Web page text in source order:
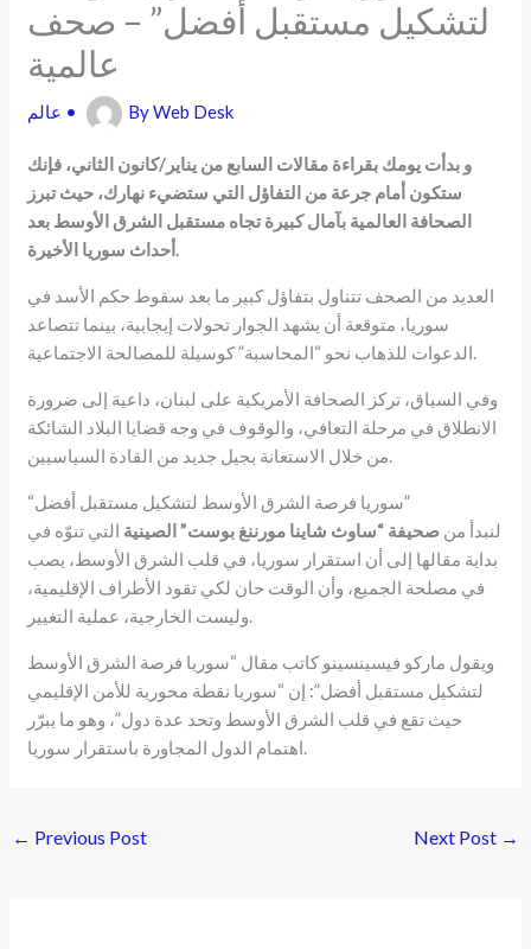
لتشكيل مستقبل أفضل” – صحف
عالمية
عالم • ByWeb Desk
و بدأت يومك بقراءة مقالات السابع من يناير/كانون الثاني، فإنك
ستكون أمام جرعة من التفاؤل التي ستضيء نهارك، حيث تبرز
الصحافة العالمية بآمال كبيرة تجاه مستقبل الشرق الأوسط بعد
العديد من الصحف تتناول بتفاؤل كبير ما بعد سقوط حكم الأسد في
سوريا، متوقعة أن يشهد الجوار تحولات إيجابية، بينما تتصاعد
وفي السياق، تركز الصحافة الأمريكية على لبنان، داعية إلى ضرورة
الانطلاق في مرحلة التعافي، والوقوف في وجه قضايا البلاد الشائكة
“سوريا فرصة الشرق الأوسط لتشكيل مستقبل أفضل”
لنبدأ من صحيفة “ساوث شاينا مورننغ بوست” الصينية التي تنوّه في
بداية مقالها إلى أن استقرار سوريا، في قلب الشرق الأوسط، يصب
في مصلحة الجميع، وأن الوقت حان لكي تقود الأطراف الإقليمية،
ويقول ماركو فيسينسينو كاتب مقال “سوريا فرصة الشرق الأوسط
لتشكيل مستقبل أفضل”: إن “سوريا نقطة محورية للأمن الإقليمي
حيث تقع في قلب الشرق الأوسط وتحد عدة دول”، وهو ما يبرّر
← Previous Post Next Post →